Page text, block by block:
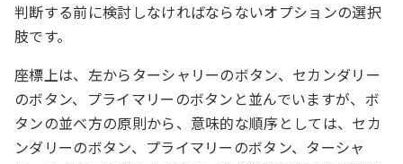
判断する前に検討しなければならないオプションの選択
肢です。
座標上は、左からターシャリーのボタン、セカンダリー
のボタン、プライマリーのボタンと並んでいますが、ボ
タンの並べ方の原則から、意味的な順序としては、セカ
ンダリーのボタン、プライマリーのボタン、ターシャ